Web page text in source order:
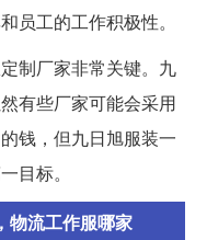
员工的工作积极性。
制厂家非常关键。九
有些厂家可能会采用
钱，但九日旭服装一
目标。
物流工作服哪家